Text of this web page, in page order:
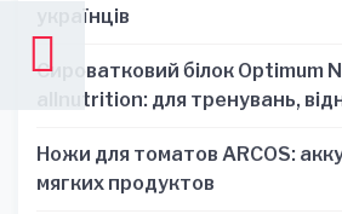
українців
Сироватковий білок Optimum
allnutrition: для тренувань,
Ножи для томатов ARCOS:
мягких продуктов